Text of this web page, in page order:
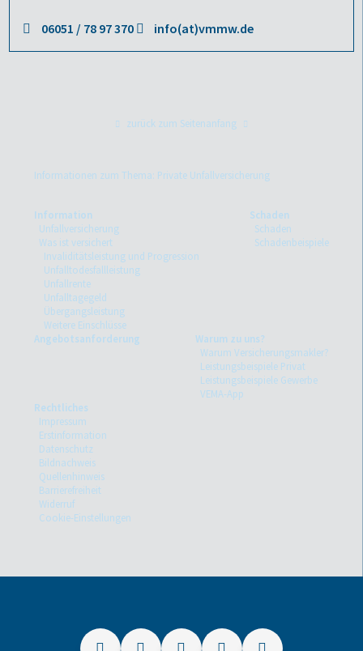
06051 / 78 97 370 info(at)vmmw.de
zurück zum Seitenanfang
Informationen zum Thema: Private Unfallversicherung
Information
Unfallversicherung
Was ist versichert
Invaliditätsleistung und Progression
Unfalltodesfallleistung
Unfallrente
Unfalltagegeld
Übergangsleistung
Weitere Einschlüsse
Schaden
Schaden
Schadenbeispiele
Angebotsanforderung
Warum zu uns?
Warum Versicherungsmakler?
Leistungsbeispiele Privat
Leistungsbeispiele Gewerbe
VEMA-App
Rechtliches
Impressum
Erstinformation
Datenschutz
Bildnachweis
Quellenhinweis
Barrierefreiheit
Widerruf
Cookie-Einstellungen